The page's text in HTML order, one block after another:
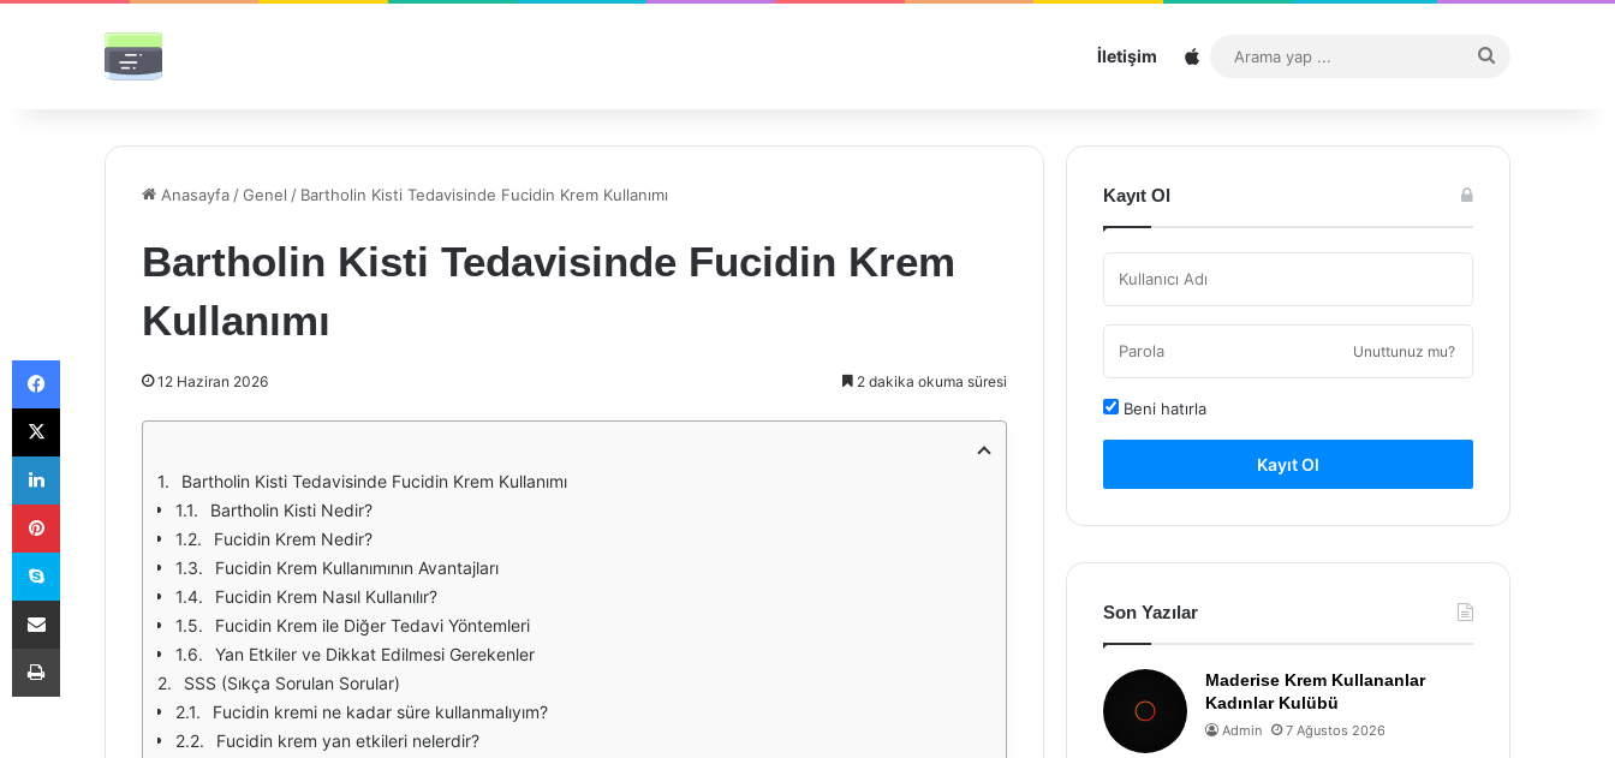
İletişim Sitemap
...
Anasayfa /Genel / Bartholin Kisti Tedavisinde Fucidin Krem Kullanımı
Bartholin Kisti Tedavisinde Fucidin Krem
Kullanımı
12 Haziran 2026 2 dakika okuma süresi
Bartholin Kisti Tedavisinde Fucidin Krem Kullanımı
Bartholin Kisti Nedir?
Fucidin Krem Nedir?
Fucidin Krem Kullanımının Avantajları
Fucidin Krem Nasıl Kullanılır?
Fucidin Krem ile Diğer Tedavi Yöntemleri
Yan Etkiler ve Dikkat Edilmesi Gerekenler
SSS (Sıkça Sorulan Sorular)
Fucidin kremi ne kadar süre kullanmalıyım?
Fucidin krem yan etkileri nelerdir?
Kayıt Ol
Unuttunuz mu?
Beni hatırla
Kayıt Ol
Son Yazılar
Maderise Krem Kullananlar
Kadınlar Kulübü
Admin 7 Ağustos 2026
Facebook
X
LinkedIn
Pinterest
Skype
E-Posta ile paylaş